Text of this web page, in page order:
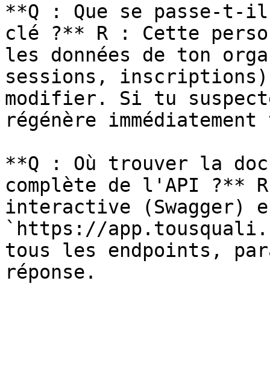
**Q : Que se passe-
clé ?** R : Cette
les données de ton
sessions,
modifier. Si tu
régénère
**Q : Où trouver la
complète de l'API ?**
interactive (Swagger)
`https://
tous les endpoints,